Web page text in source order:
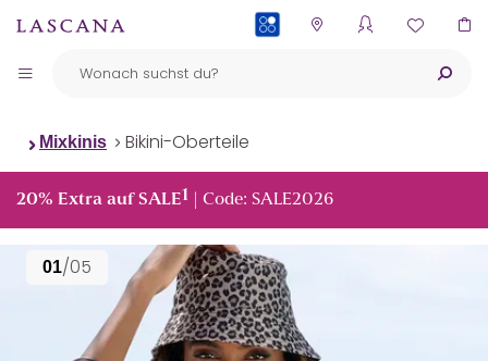
Mixkinis Bikini-Oberteile
20% Extra auf SALE1 | Code: SALE2026
01/05